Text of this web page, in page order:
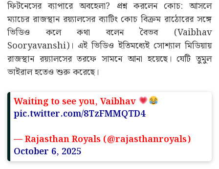
ফিটনেসের ব্যাপারে অবহেলা? প্রশ্ন করলেন কোচ: আসলে
ম্যাচের রাজস্থান রয়্যালসের ব্যাটিং কোচ বিক্রম রাঠোরের সঙ্গে
ভিডিও কলে কথা বলেন বৈভব (Vaibhav
Sooryavanshi)। এই ভিডিও ইতিমধ্যেই সোশ্যাল মিডিয়ায়
রাজস্থান রয়্যালসের তরফে সামনে আনা হয়েছে। যেটি তুমুল
ভাইরাল হতেও শুরু করেছে।
Waiting to see you, Vaibhav
pic.twitter.com/8TzFMMQTD4
— Rajasthan Royals (@rajasthanroyals)
October 6, 2025